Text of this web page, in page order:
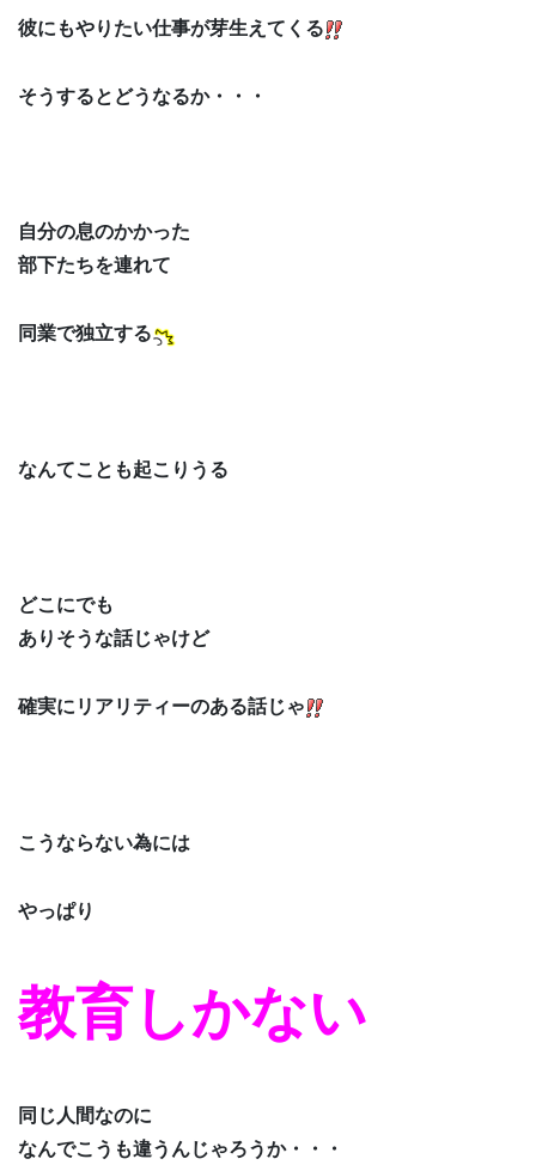
彼にもやりたい仕事が芽生えてくる
そうするとどうなるか・・・
自分の息のかかった
部下たちを連れて
同業で独立する
なんてことも起こりうる
どこにでも
ありそうな話じゃけど
確実にリアリティーのある話じゃ
こうならない為には
やっぱり
教育しかない
同じ人間なのに
なんでこうも違うんじゃろうか・・・